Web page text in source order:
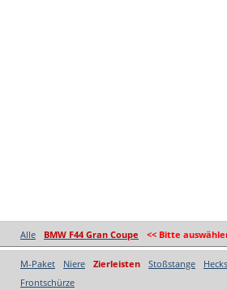
Alle BMW F44 Gran Coupe << Bitte
M-Paket Niere Zierleisten Stoßstange
Frontschürze